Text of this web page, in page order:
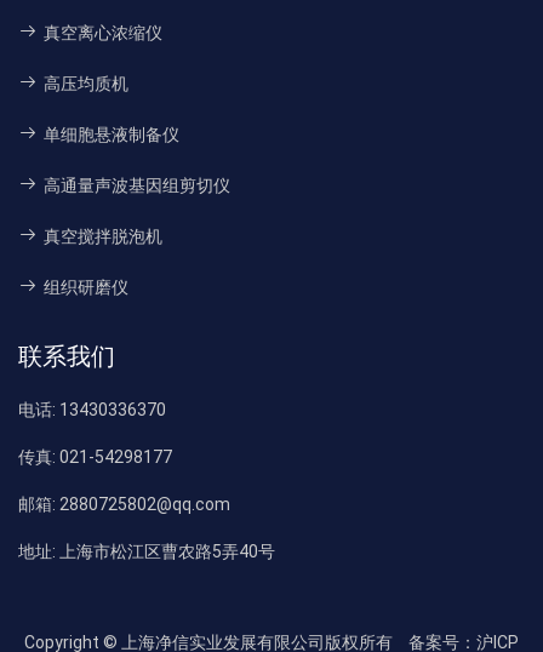
真空离心浓缩仪
高压均质机
单细胞悬液制备仪
高通量声波基因组剪切仪
真空搅拌脱泡机
组织研磨仪
联系我们
电话: 13430336370
传真: 021-54298177
邮箱: 2880725802@qq.com
地址: 上海市松江区曹农路5弄40号
Copyright © 上海净信实业发展有限公司版权所有 备案号：沪ICP